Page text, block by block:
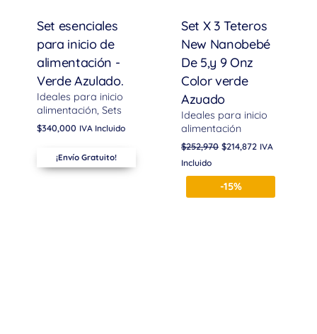
Set esenciales
para inicio de
alimentación -
Verde Azulado.
Ideales para inicio
alimentación Sets
$340,000 IVA Incluido
¡Envío Gratuito!
Set X 3 Teteros
New Nanobebé
De 5,y 9 Onz
Color verde
Azuado
Ideales para inicio
alimentación
$252,970 $214,872 IVA
Incluido
-15%